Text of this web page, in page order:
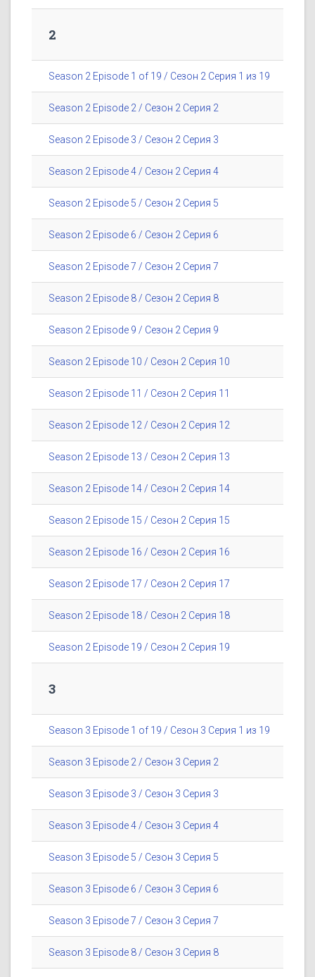
2
Season 2 Episode 1 of 19 / Сезон 2 Серия 1 из 19
Season 2 Episode 2 / Сезон 2 Серия 2
Season 2 Episode 3 / Сезон 2 Серия 3
Season 2 Episode 4 / Сезон 2 Серия 4
Season 2 Episode 5 / Сезон 2 Серия 5
Season 2 Episode 6 / Сезон 2 Серия 6
Season 2 Episode 7 / Сезон 2 Серия 7
Season 2 Episode 8 / Сезон 2 Серия 8
Season 2 Episode 9 / Сезон 2 Серия 9
Season 2 Episode 10 / Сезон 2 Серия 10
Season 2 Episode 11 / Сезон 2 Серия 11
Season 2 Episode 12 / Сезон 2 Серия 12
Season 2 Episode 13 / Сезон 2 Серия 13
Season 2 Episode 14 / Сезон 2 Серия 14
Season 2 Episode 15 / Сезон 2 Серия 15
Season 2 Episode 16 / Сезон 2 Серия 16
Season 2 Episode 17 / Сезон 2 Серия 17
Season 2 Episode 18 / Сезон 2 Серия 18
Season 2 Episode 19 / Сезон 2 Серия 19
3
Season 3 Episode 1 of 19 / Сезон 3 Серия 1 из 19
Season 3 Episode 2 / Сезон 3 Серия 2
Season 3 Episode 3 / Сезон 3 Серия 3
Season 3 Episode 4 / Сезон 3 Серия 4
Season 3 Episode 5 / Сезон 3 Серия 5
Season 3 Episode 6 / Сезон 3 Серия 6
Season 3 Episode 7 / Сезон 3 Серия 7
Season 3 Episode 8 / Сезон 3 Серия 8